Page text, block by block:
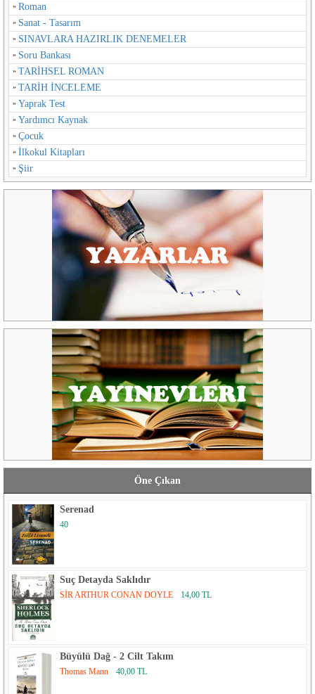
Roman
Sanat - Tasarım
SINAVLARA HAZIRLIK DENEMELER
Soru Bankası
TARİHSEL ROMAN
TARİH İNCELEME
Yaprak Test
Yardımcı Kaynak
Çocuk
İlkokul Kitapları
Şiir
Öne Çıkan
Serenad
40
Suç Detayda Saklıdır
SİR ARTHUR CONAN DOYLE 14,00 TL
Büyülü Dağ - 2 Cilt Takım
Thomas Mann 40,00 TL